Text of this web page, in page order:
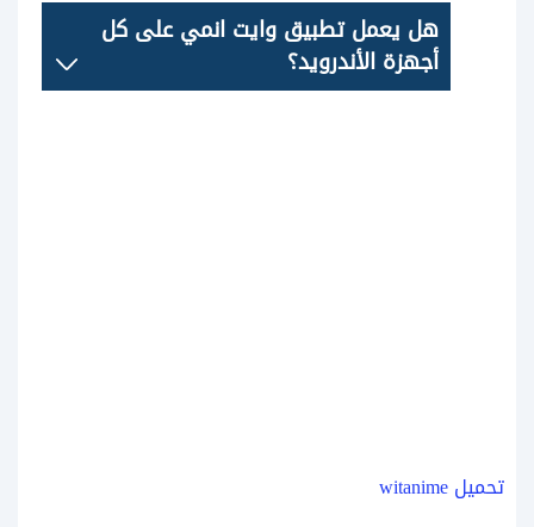
هل يعمل تطبيق وايت انمي على كل
أجهزة الأندرويد؟
تحميل witanime